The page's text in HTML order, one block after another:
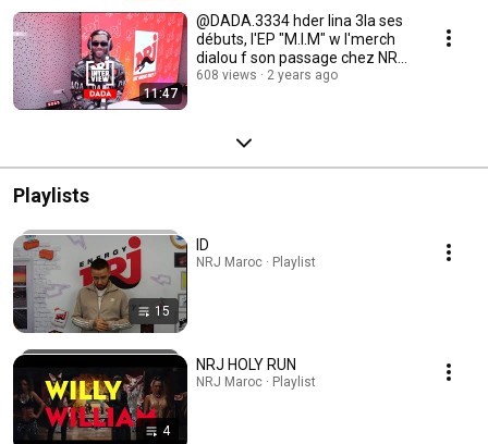
11:47
@DADA.3334 hder lina 3la ses
débuts, l'EP "M.I.M" w l'merch
dialou f son passage chez NRJ
Maroc
608 views 2 years ago
Playlists
15
ID
NRJ Maroc · Playlist
4
NRJ HOLY RUN
NRJ Maroc · Playlist